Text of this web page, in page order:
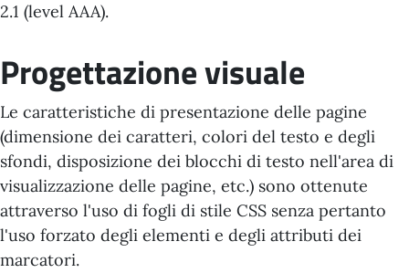
2.1 (level AAA).
Progettazione visuale
Le caratteristiche di presentazione delle pagine
(dimensione dei caratteri, colori del testo e degli
sfondi, disposizione dei blocchi di testo nell'area di
visualizzazione delle pagine, etc.) sono ottenute
attraverso l'uso di fogli di stile CSS senza pertanto
l'uso forzato degli elementi e degli attributi dei
marcatori.